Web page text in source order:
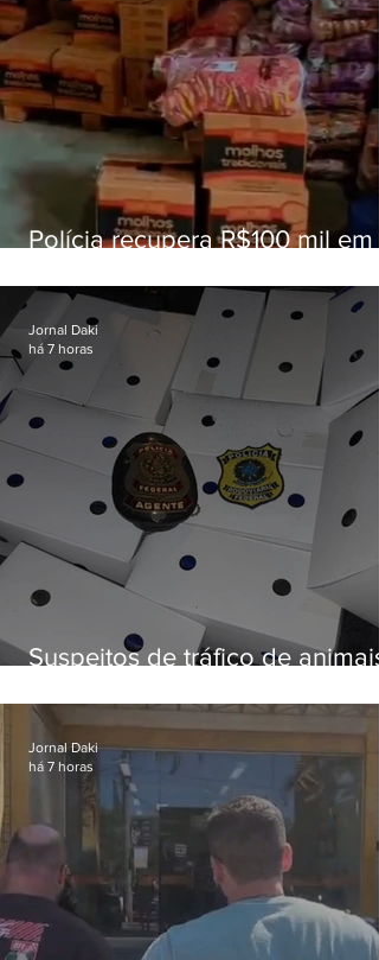
Polícia recupera R$100 mil em
Fluminense
Suspeitos de tráfico de animais
aves
Jornal Daki
há 7 horas
Jornal Daki
há 7 horas